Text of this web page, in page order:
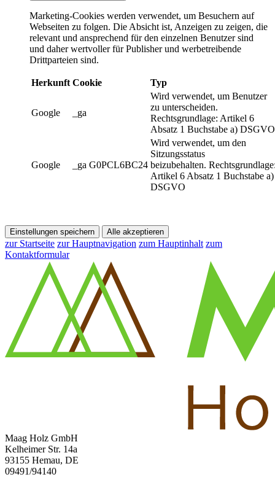
Marketing-Cookies werden verwendet, um Besuchern auf
Webseiten zu folgen. Die Absicht ist, Anzeigen zu zeigen, die
relevant und ansprechend für den einzelnen Benutzer sind
und daher wertvoller für Publisher und werbetreibende
Drittparteien sind.
Herkunft Cookie Typ
Google _ga
Wird verwendet, um Benutzer
zu unterscheiden.
Rechtsgrundlage: Artikel 6
Absatz 1 Buchstabe a) DSGVO
Google _ga G0PCL6BC24
Wird verwendet, um den
Sitzungsstatus
beizubehalten.
Artikel 6 Absatz 1 Buchstabe a)
DSGVO
Einstellungen speichern Alle akzeptieren
zur Startseite zur Hauptnavigation zum Hauptinhalt zum
Kontaktformular
Maag Holz GmbH
Kelheimer Str. 14a
93155 Hemau, DE
09491/94140